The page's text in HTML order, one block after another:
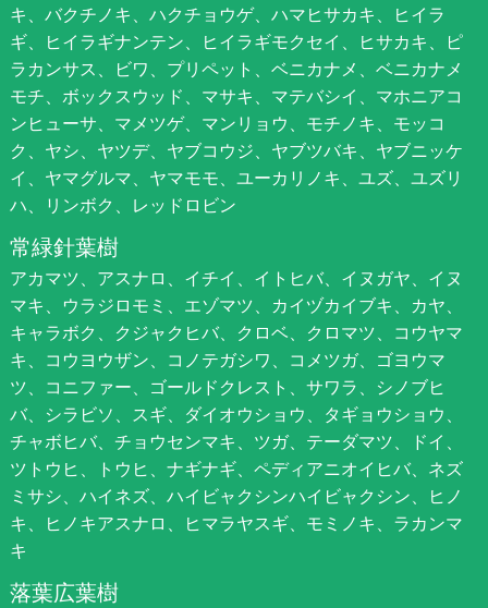
キ、バクチノキ、ハクチョウゲ、ハマヒサカキ、ヒイラ
ギ、ヒイラギナンテン、ヒイラギモクセイ、ヒサカキ、ピ
ラカンサス、ビワ、プリペット、ベニカナメ、ベニカナメ
モチ、ボックスウッド、マサキ、マテバシイ、マホニアコ
ンヒューサ、マメツゲ、マンリョウ、モチノキ、モッコ
ク、ヤシ、ヤツデ、ヤブコウジ、ヤブツバキ、ヤブニッケ
イ、ヤマグルマ、ヤマモモ、ユーカリノキ、ユズ、ユズリ
ハ、リンボク、レッドロビン
常緑針葉樹
アカマツ、アスナロ、イチイ、イトヒバ、イヌガヤ、イヌ
マキ、ウラジロモミ、エゾマツ、カイヅカイブキ、カヤ、
キャラボク、クジャクヒバ、クロベ、クロマツ、コウヤマ
キ、コウヨウザン、コノテガシワ、コメツガ、ゴヨウマ
ツ、コニファー、ゴールドクレスト、サワラ、シノブヒ
バ、シラビソ、スギ、ダイオウショウ、タギョウショウ、
チャボヒバ、チョウセンマキ、ツガ、テーダマツ、ドイ、
ツトウヒ、トウヒ、ナギナギ、ペディアニオイヒバ、ネズ
ミサシ、ハイネズ、ハイビャクシンハイビャクシン、ヒノ
キ、ヒノキアスナロ、ヒマラヤスギ、モミノキ、ラカンマ
キ
落葉広葉樹